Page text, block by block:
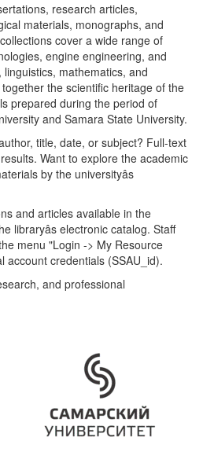
research articles,
materials, monographs, and
cover a wide range of
engine engineering, and
mathematics, and
the scientific heritage of the
prepared during the period of
and Samara State University.
title, date, or subject? Full-text
Want to explore the academic
by the universityâs
and articles available in the
libraryâs electronic catalog. Staff
menu "Login -> My Resource
account credentials (SSAU_id).
and professional